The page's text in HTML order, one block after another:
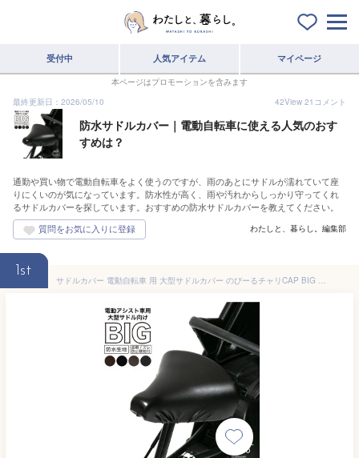
受付中 人気アイテム マイページ
本ページはプロモーションを含みます
最終更新日：2026/05/10
42View 21 コメント
防水サドルカバー｜電動自転車に使える人気のおす
すめは？
通勤や買い物で電動自転車をよく使うのですが、雨のあとにサドルが濡れていて座
りにくいのが気になっています。防水性が高く、雨や汚れからしっかり守ってくれ
るサドルカバーを探しています。おすすめの防水サドルカバーを教えてください。
わたしと、暮らし。編集部
1st
サドルカバー 電動自転車 用 大型サドルカバー のびーるチャリCAP BIG ビッグ 無地 シュリンク 大型 ブラック ブラウン 防水 ブリヂストン ヤマハ パナソニック Gyutto ギュット Pass Baby bikke ビッケ 自転車カバー サイクリングカバー 電動アシスト自転車 アシスト自転車